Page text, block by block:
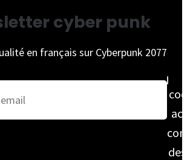
cyber punk
en français sur Cyberpunk 2077
des